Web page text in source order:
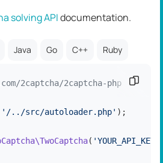
solving APIdоcumentation.
Java Go C++ Ruby
2captcha/2captcha-php
'/../src/autoloader.php' );
( 'YOUR_API_KEY'